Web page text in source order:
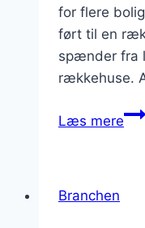
for flere
ført til en
spænder fra
rækkehuse.
Læs mere
Branchen